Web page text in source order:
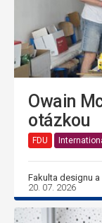
Owain
otázkou
FDU
Fakulta designu a
20. 07. 2026